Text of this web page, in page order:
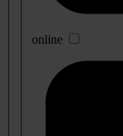
online